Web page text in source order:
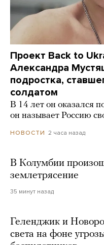
Проект Back to
Александра
подростка,
солдатом
В 14 лет он оказался
он называет Россию
НОВОСТИ 2 часа назад
В Колумбии
землетрясение
35 минут назад
Геленджик и
света на фоне